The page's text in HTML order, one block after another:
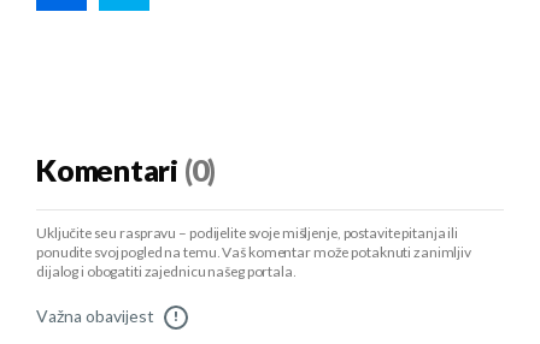
Komentari (0)
Uključite se u raspravu – podijelite svoje mišljenje, postavite pitanja ili
ponudite svoj pogled na temu. Vaš komentar može potaknuti zanimljiv
dijalog i obogatiti zajednicu našeg portala.
Važna obavijest !